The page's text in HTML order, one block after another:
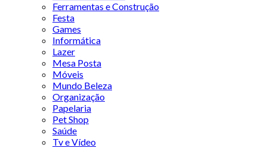
Ferramentas e Construção
Festa
Games
Informática
Lazer
Mesa Posta
Móveis
Mundo Beleza
Organização
Papelaria
Pet Shop
Saúde
Tv e Vídeo